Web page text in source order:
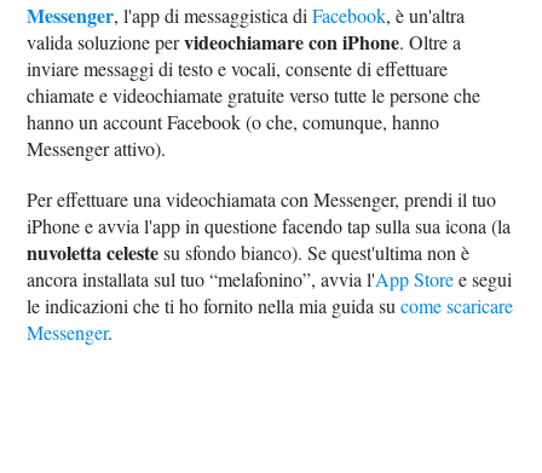
Messenger, l'app di messaggistica diFacebook, è un'altra
valida soluzione pervideochiamare con iPhone. Oltre a
inviare messaggi di testo e vocali, consente di effettuare
chiamate e videochiamate gratuite verso tutte le persone che
hanno un account Facebook (o che, comunque, hanno
Messenger attivo).
Per effettuare una videochiamata con Messenger, prendi il tuo
iPhone e avvia l'app in questione facendo tap sulla sua icona (la
nuvoletta celestesu sfondo bianco). Se quest'ultima non è
ancora installata sul tuo “melafonino”, avvia l'App Storee segui
le indicazioni che ti ho fornito nella mia guida sucome scaricare
Messenger.